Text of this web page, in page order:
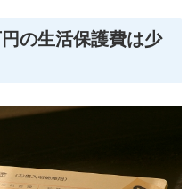
の生活保護費は少